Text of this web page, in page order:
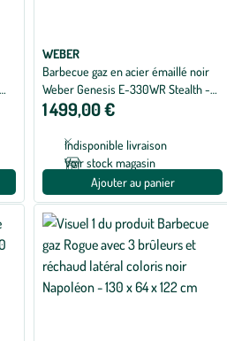
WEBER
Barbecue gaz en acier émaillé noir
Weber Genesis E-330WR Stealth -
156 x 68,5 x 122 cm
1 499,00 €
Indisponible livraison
Voir stock magasin
Ajouter au panier